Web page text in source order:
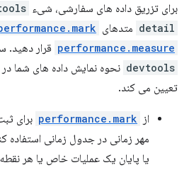
برای تزریق داده های سفارشی، شیء
detail متدهای
performance.measure قرار دهید.
devtools نحوه نمایش داده های شما در
تعیین می کند.
از performance.mark برای
مهر زمانی در جدول زمانی استفاده
یا پایان یک عملیات خاص یا هر